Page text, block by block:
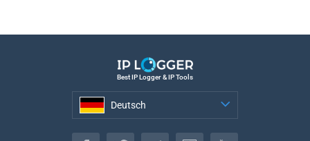
Best IP Logger & IP Tools
Deutsch
Deutsch